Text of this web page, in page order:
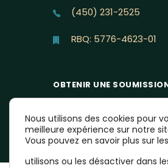
(450) 231-2525
RBQ: 5776-4623-01
OBTENIR UNE
Nous utilisons des cookies pour
meilleure expérience sur notre
Vous pouvez en savoir plus sur
utilisons ou les désactiver dans